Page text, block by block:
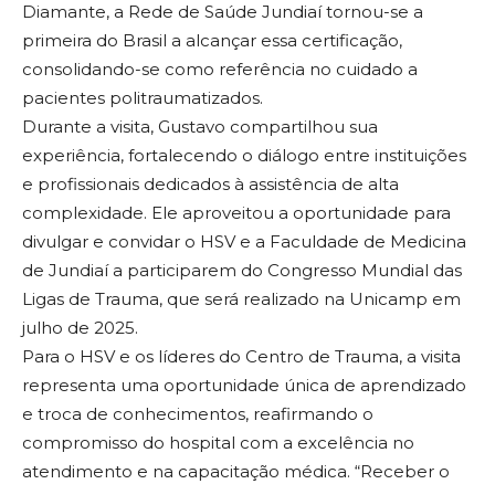
Diamante, a Rede de Saúde Jundiaí tornou-se a
primeira do Brasil a alcançar essa certificação,
consolidando-se como referência no cuidado a
pacientes politraumatizados.
Durante a visita, Gustavo compartilhou sua
experiência, fortalecendo o diálogo entre instituições
e profissionais dedicados à assistência de alta
complexidade. Ele aproveitou a oportunidade para
divulgar e convidar o HSV e a Faculdade de Medicina
de Jundiaí a participarem do Congresso Mundial das
Ligas de Trauma, que será realizado na Unicamp em
julho de 2025.
Para o HSV e os líderes do Centro de Trauma, a visita
representa uma oportunidade única de aprendizado
e troca de conhecimentos, reafirmando o
compromisso do hospital com a excelência no
atendimento e na capacitação médica. “Receber o